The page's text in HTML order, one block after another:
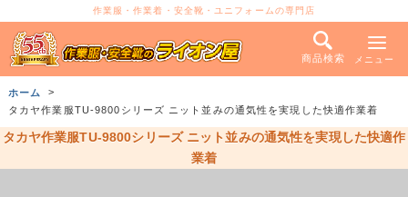
作業服・作業着・安全靴・ユニフォームの専門店
商品検索 メニュー
ホーム
タカヤ作業服TU-9800シリーズ ニット並みの通気性を実現した快適作業着
タカヤ作業服TU-9800シリーズ ニット並みの通気性を実現した快適作
業着